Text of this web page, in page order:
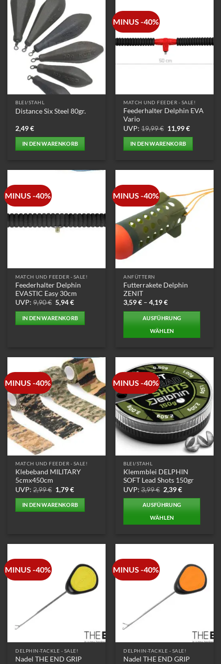
BLEI/STAHL
Distance Six Steel 80gr.
2,49€
IN DEN WARENKORB
MINUS -40%
MATCH UND FEEDER - SALE!
Feederhalter Delphin EVA
Vario
UVP: 19,99€ Ursprünglicher
Preis
war:
19,99 €
11,99€Aktueller
IN DEN WARENKORB
MINUS -40%
MATCH UND FEEDER - SALE!
Feederhalter Delphin
EVASTIC Easy 30cm
UVP: 9,90€ Ursprünglicher
Preis
war:
9,90 €
5,94€Aktueller
ist:
5,94 €.
IN DEN WARENKORB
MINUS -40%
ANFÜTTERN
Futterrakete Delphin
ZENIT
3,59€ –4,19€
AUSFÜHRUNG
WÄHLEN
mehrere
Varianten
auf.
Die
Optionen
können
auf
der
Produktseite
gewählt
werden
MINUS -40%
MATCH UND FEEDER - SALE!
Klebeband MILITARY
5cmx450cm
UVP: 2,99€ Ursprünglicher
Preis
war:
2,99 €
1,79€Aktueller
ist:
1,79 €.
IN DEN WARENKORB
MINUS -40%
BLEI/STAHL
Klemmblei DELPHIN
SOFT Lead Shots 150gr
UVP: 3,99€ Ursprünglicher
Preis
war:
3,99 €
2,39€Aktueller
AUSFÜHRUNG
WÄHLEN
mehrere
Varianten
auf.
können
auf
Produktseite
gewählt
MINUS -40%
DELPHIN-TACKLE - SALE!
Nadel THE END GRIP
MINUS -40%
DELPHIN-TACKLE - SALE!
Nadel THE END GRIP